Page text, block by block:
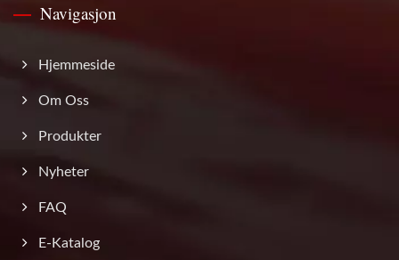
Navigasjon
Hjemmeside
Om Oss
Produkter
Nyheter
FAQ
E-Katalog